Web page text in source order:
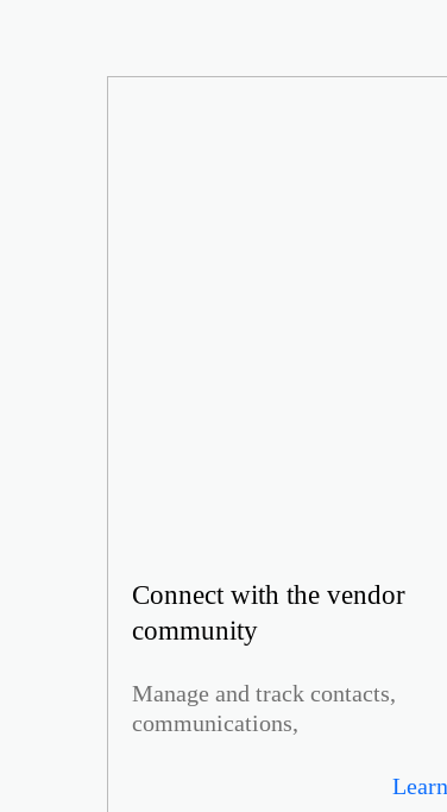
Connect with the vendor
community
Manage and track contacts,
communications,